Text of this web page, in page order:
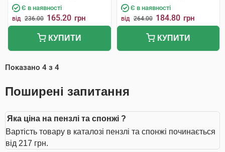
Є в наявності
від 236.00 165.20 грн
КУПИТИ
Є в наявності
від 264.00 184.80 грн
КУПИТИ
Показано 4 з 4
Поширені запитання
Яка ціна на пензлі та спонжі ?
Вартість товару в каталозі пензлі та спонжі починається
від 217 грн.